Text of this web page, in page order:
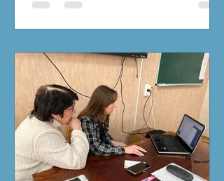
дітей та молоді з тимчасово
вступники, зареєстровані або
задекларовані на ТОТ чи територіях
активних бойових дій, мають право
на вступ за квотою-2. Це означає, що
вони беруть участь в окремому
конкурсі на бюджетні місця й